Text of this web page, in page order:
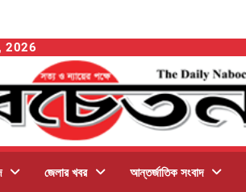
2026
জেলার খবর আন্তর্জাতিক সংবাদ